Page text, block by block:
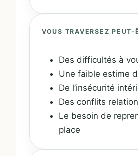
VOUS TRAVERSEZ PEUT-
Des difficultés à
Une faible estime
De l’insécurité
Des conflits
Le besoin de
place